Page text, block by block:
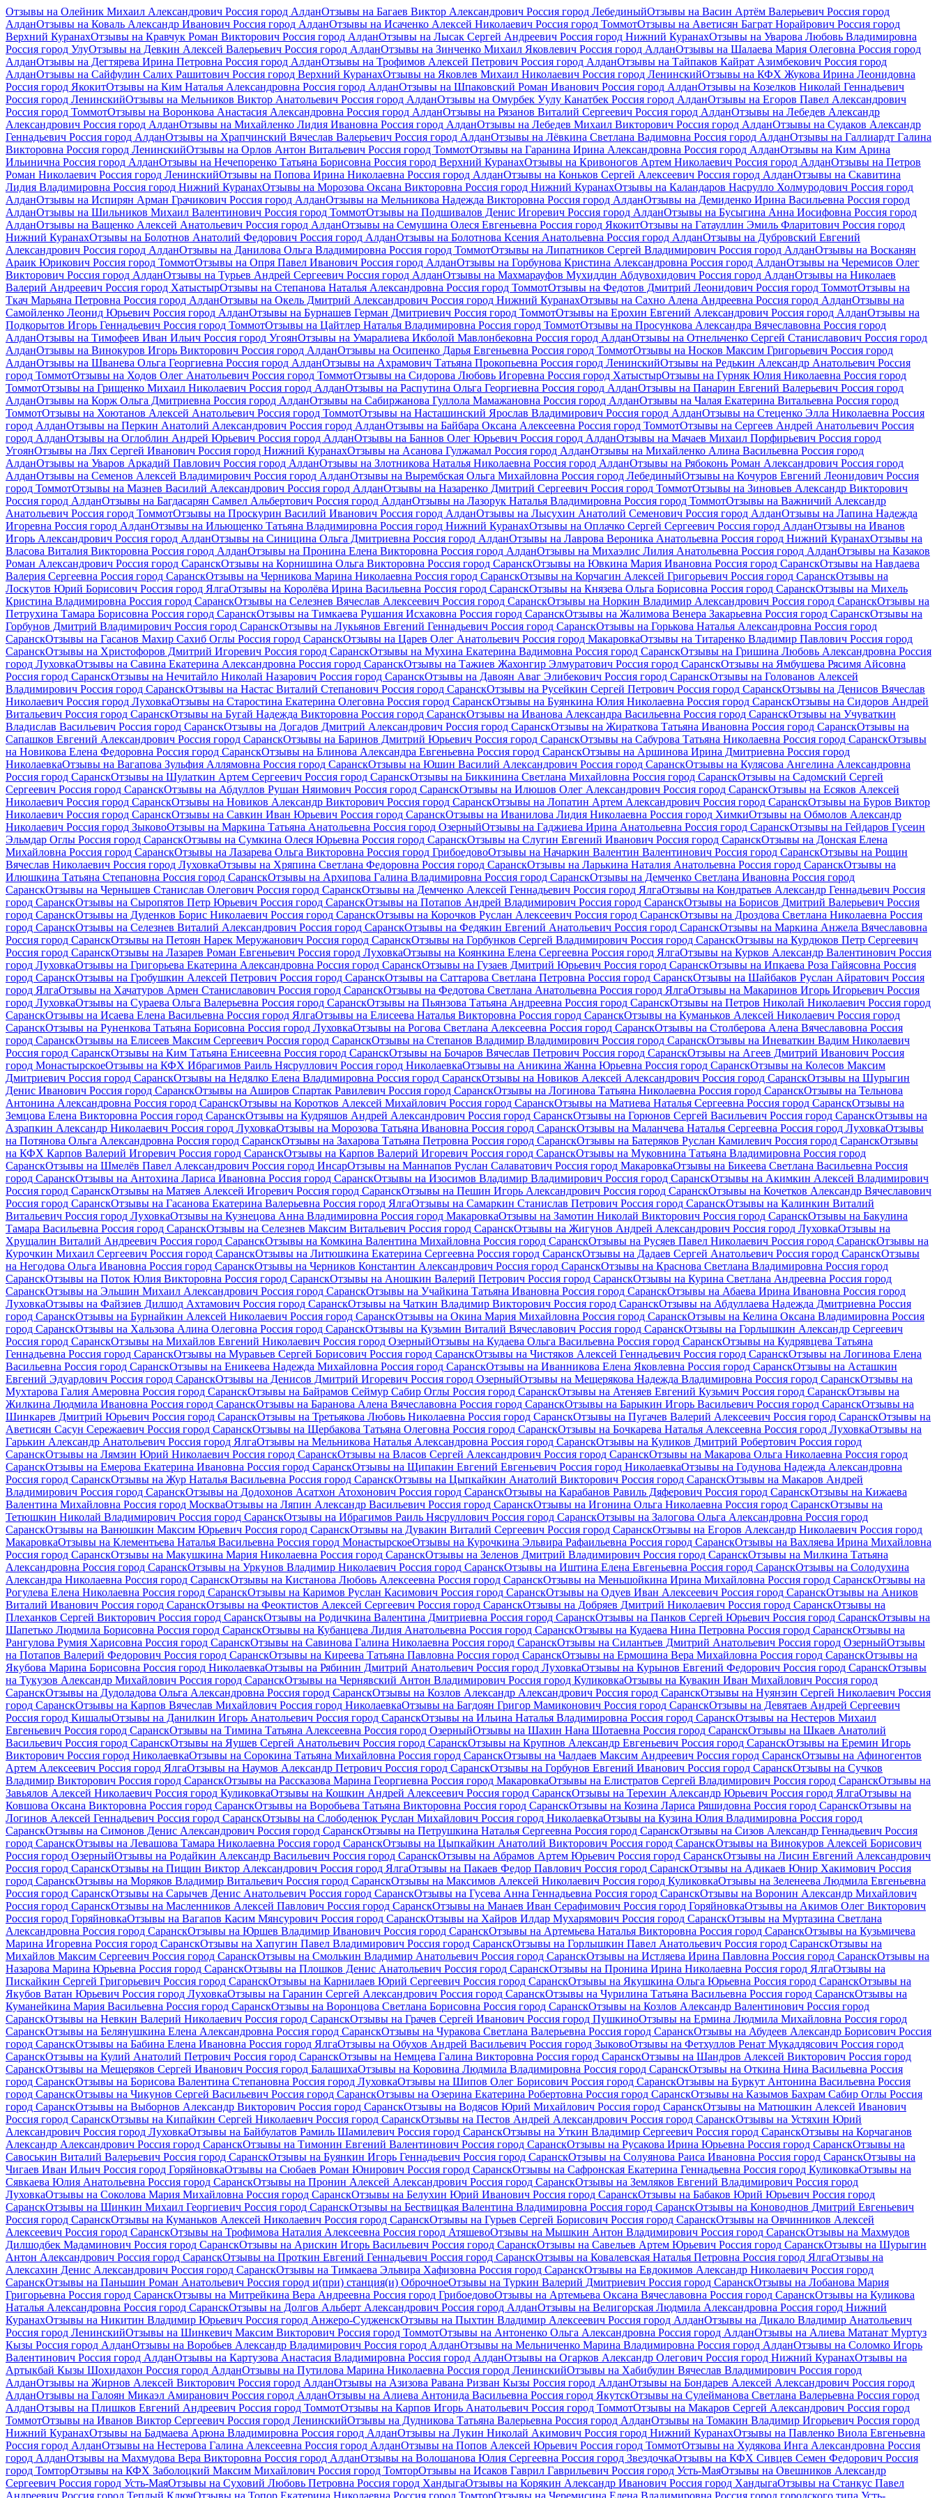
Отзывы на Олейник Михаил Александрович Россия город АлданОтзывы на Багаев Виктор Александрович Россия город ЛебединыйОтзывы на Васин Артём Валерьевич Россия город
АлданОтзывы на Коваль Александр Иванович Россия город АлданОтзывы на Исаченко Алексей Николаевич Россия город ТоммотОтзывы на Аветисян Баграт Норайрович Россия город
Верхний КуранахОтзывы на Кравчук Роман Викторович Россия город АлданОтзывы на Лысак Сергей Андреевич Россия город Нижний КуранахОтзывы на Уварова Любовь Владимировна
Россия город УлуОтзывы на Девкин Алексей Валерьевич Россия город АлданОтзывы на Зинченко Михаил Яковлевич Россия город АлданОтзывы на Шалаева Мария Олеговна Россия город
АлданОтзывы на Дегтярева Ирина Петровна Россия город АлданОтзывы на Трофимов Алексей Петрович Россия город АлданОтзывы на Тайпаков Кайрат Азимбекович Россия город
АлданОтзывы на Сайфулин Салих Рашитович Россия город Верхний КуранахОтзывы на Яковлев Михаил Николаевич Россия город ЛенинскийОтзывы на КФХ Жукова Ирина Леонидовна
Россия город ЯкокитОтзывы на Ким Наталья Александровна Россия город АлданОтзывы на Шпаковский Роман Иванович Россия город АлданОтзывы на Козелков Николай Геннадьевич
Россия город ЛенинскийОтзывы на Мельников Виктор Анатольевич Россия город АлданОтзывы на Омурбек Уулу Канатбек Россия город АлданОтзывы на Егоров Павел Александрович
Россия город ТоммотОтзывы на Воронкова Анастасия Александровна Россия город АлданОтзывы на Рязанов Виталий Сергеевич Россия город АлданОтзывы на Лебедев Александр
Александрович Россия город АлданОтзывы на Михайленко Лидия Ивановна Россия город АлданОтзывы на Лебедев Михаил Викторович Россия город АлданОтзывы на Судаков Александр
Геннадьевич Россия город АлданОтзывы на Храпчинский Вячеслав Валерьевич Россия город АлданОтзывы на Лёвкина Светлана Вадимовна Россия город АлданОтзывы на Галлиардт Галина
Викторовна Россия город ЛенинскийОтзывы на Орлов Антон Витальевич Россия город ТоммотОтзывы на Гаранина Ирина Александровна Россия город АлданОтзывы на Ким Арина
Ильинична Россия город АлданОтзывы на Нечепоренко Татьяна Борисовна Россия город Верхний КуранахОтзывы на Кривоногов Артем Николаевич Россия город АлданОтзывы на Петров
Роман Николаевич Россия город ЛенинскийОтзывы на Попова Ирина Николаевна Россия город АлданОтзывы на Коньков Сергей Алексеевич Россия город АлданОтзывы на Скавитина
Лидия Владимировна Россия город Нижний КуранахОтзывы на Морозова Оксана Викторовна Россия город Нижний КуранахОтзывы на Каландаров Насрулло Холмуродович Россия город
АлданОтзывы на Испирян Арман Грачикович Россия город АлданОтзывы на Мельникова Надежда Викторовна Россия город АлданОтзывы на Демиденко Ирина Васильевна Россия город
АлданОтзывы на Шильников Михаил Валентинович Россия город ТоммотОтзывы на Подшивалов Денис Игоревич Россия город АлданОтзывы на Бусыгина Анна Иосифовна Россия город
АлданОтзывы на Ващенко Алексей Анатольевич Россия город АлданОтзывы на Семушина Олеся Евгеньевна Россия город ЯкокитОтзывы на Гатауллин Эмиль Фларитович Россия город
Нижний КуранахОтзывы на Болотнов Анатолий Федорович Россия город АлданОтзывы на Болотнова Ксения Анатольевна Россия город АлданОтзывы на Дубровский Евгений
Александрович Россия город АлданОтзывы на Данилова Ольга Владимировна Россия город ТоммотОтзывы на Липатников Сергей Владимирович Россия город АлданОтзывы на Восканян
Араик Юрикович Россия город ТоммотОтзывы на Опря Павел Иванович Россия город АлданОтзывы на Горбунова Кристина Александровна Россия город АлданОтзывы на Черемисов Олег
Викторович Россия город АлданОтзывы на Турьев Андрей Сергеевич Россия город АлданОтзывы на Махмарауфов Мухиддин Абдувохидович Россия город АлданОтзывы на Николаев
Валерий Андреевич Россия город ХатыстырОтзывы на Степанова Наталья Александровна Россия город ТоммотОтзывы на Федотов Дмитрий Леонидович Россия город ТоммотОтзывы на
Ткач Марьяна Петровна Россия город АлданОтзывы на Окель Дмитрий Александрович Россия город Нижний КуранахОтзывы на Сахно Алена Андреевна Россия город АлданОтзывы на
Самойленко Леонид Юрьевич Россия город АлданОтзывы на Бурнашев Герман Дмитриевич Россия город ТоммотОтзывы на Ерохин Евгений Александрович Россия город АлданОтзывы на
Подкорытов Игорь Геннадьевич Россия город ТоммотОтзывы на Цайтлер Наталья Владимировна Россия город ТоммотОтзывы на Просункова Александра Вячеславовна Россия город
АлданОтзывы на Тимофеев Иван Ильич Россия город УгоянОтзывы на Умаралиева Икболой Мавлонбековна Россия город АлданОтзывы на Отнельченко Сергей Станиславович Россия город
АлданОтзывы на Винокуров Игорь Викторович Россия город АлданОтзывы на Осипенко Дарья Евгеньевна Россия город ТоммотОтзывы на Носков Максим Григорьевич Россия город
АлданОтзывы на Шванева Ольга Георгиевна Россия город АлданОтзывы на Ахрамович Татьяна Прокопьевна Россия город ЛенинскийОтзывы на Редькин Александр Анатольевич Россия
город ТоммотОтзывы на Ходов Олег Анатольевич Россия город ТоммотОтзывы на Сидорова Любовь Игоревна Россия город ХатыстырОтзывы на Гурняк Юлия Николаевна Россия город
ТоммотОтзывы на Грищенко Михаил Николаевич Россия город АлданОтзывы на Распутина Ольга Георгиевна Россия город АлданОтзывы на Панарин Евгений Валерьевич Россия город
АлданОтзывы на Корж Ольга Дмитриевна Россия город АлданОтзывы на Сабиржанова Гуллола Мамажановна Россия город АлданОтзывы на Чалая Екатерина Витальевна Россия город
ТоммотОтзывы на Хоютанов Алексей Анатольевич Россия город ТоммотОтзывы на Насташинский Ярослав Владимирович Россия город АлданОтзывы на Стеценко Элла Николаевна Россия
город АлданОтзывы на Перкин Анатолий Александрович Россия город АлданОтзывы на Байбара Оксана Алексеевна Россия город ТоммотОтзывы на Сергеев Андрей Анатольевич Россия
город АлданОтзывы на Оглоблин Андрей Юрьевич Россия город АлданОтзывы на Баннов Олег Юрьевич Россия город АлданОтзывы на Мачаев Михаил Порфирьевич Россия город
УгоянОтзывы на Лях Сергей Иванович Россия город Нижний КуранахОтзывы на Асанова Гулжамал Россия город АлданОтзывы на Михайленко Алина Васильевна Россия город
АлданОтзывы на Уваров Аркадий Павлович Россия город АлданОтзывы на Злотникова Наталья Николаевна Россия город АлданОтзывы на Рябоконь Роман Александрович Россия город
АлданОтзывы на Семенов Алексей Владимирович Россия город АлданОтзывы на Вырембская Ольга Михайловна Россия город ЛебединыйОтзывы на Кочуров Евгений Леонидович Россия
город ТоммотОтзывы на Мазнев Василий Александрович Россия город АлданОтзывы на Назаренко Дмитрий Сергеевич Россия город ТоммотОтзывы на Зиновьев Александр Викторович
Россия город АлданОтзывы на Багдасарян Самвел Альбертович Россия город АлданОтзывы на Лазорук Наталья Владимировна Россия город ТоммотОтзывы на Важничий Александр
Анатольевич Россия город ТоммотОтзывы на Проскурин Василий Иванович Россия город АлданОтзывы на Лысухин Анатолий Семенович Россия город АлданОтзывы на Лапина Надежда
Игоревна Россия город АлданОтзывы на Ильющенко Татьяна Владимировна Россия город Нижний КуранахОтзывы на Оплачко Сергей Сергеевич Россия город АлданОтзывы на Иванов
Игорь Александрович Россия город АлданОтзывы на Синицина Ольга Дмитриевна Россия город АлданОтзывы на Лаврова Вероника Анатольевна Россия город Нижний КуранахОтзывы на
Власова Виталия Викторовна Россия город АлданОтзывы на Пронина Елена Викторовна Россия город АлданОтзывы на Михаэлис Лилия Анатольевна Россия город АлданОтзывы на Казаков
Роман Александрович Россия город СаранскОтзывы на Корнишина Ольга Викторовна Россия город СаранскОтзывы на Ювкина Мария Ивановна Россия город СаранскОтзывы на Навдаева
Валерия Сергеевна Россия город СаранскОтзывы на Черникова Марина Николаевна Россия город СаранскОтзывы на Корчагин Алексей Григорьевич Россия город СаранскОтзывы на
Лоскутов Юрий Борисович Россия город ЯлгаОтзывы на Королёва Ирина Васильевна Россия город СаранскОтзывы на Князева Ольга Борисовна Россия город СаранскОтзывы на Михель
Кристина Владимировна Россия город СаранскОтзывы на Селезнев Вячеслав Алексеевич Россия город СаранскОтзывы на Норкин Владимир Александрович Россия город СаранскОтзывы на
Петрухина Тамара Борисовна Россия город СаранскОтзывы на Тимкаева Рушания Исхаковна Россия город СаранскОтзывы на Жалимова Венера Закарьевна Россия город СаранскОтзывы на
Горбунов Дмитрий Владимирович Россия город СаранскОтзывы на Лукьянов Евгений Геннадьевич Россия город СаранскОтзывы на Горькова Наталья Александровна Россия город
СаранскОтзывы на Гасанов Махир Сахиб Оглы Россия город СаранскОтзывы на Царев Олег Анатольевич Россия город МакаровкаОтзывы на Титаренко Владимир Павлович Россия город
СаранскОтзывы на Христофоров Дмитрий Игоревич Россия город СаранскОтзывы на Мухина Екатерина Вадимовна Россия город СаранскОтзывы на Гришина Любовь Александровна Россия
город ЛуховкаОтзывы на Савина Екатерина Александровна Россия город СаранскОтзывы на Тажиев Жахонгир Элмуратович Россия город СаранскОтзывы на Ямбушева Рясимя Айсовна
Россия город СаранскОтзывы на Нечитайло Николай Назарович Россия город СаранскОтзывы на Давоян Аваг Элибекович Россия город СаранскОтзывы на Голованов Алексей
Владимирович Россия город СаранскОтзывы на Настас Виталий Степанович Россия город СаранскОтзывы на Русейкин Сергей Петрович Россия город СаранскОтзывы на Денисов Вячеслав
Николаевич Россия город ЛуховкаОтзывы на Старостина Екатерина Олеговна Россия город СаранскОтзывы на Буянкина Юлия Николаевна Россия город СаранскОтзывы на Сидоров Андрей
Витальевич Россия город СаранскОтзывы на Бугай Надежда Викторовна Россия город СаранскОтзывы на Иванова Александра Васильевна Россия город СаранскОтзывы на Учуваткин
Владислав Васильевич Россия город СаранскОтзывы на Догадов Дмитрий Александрович Россия город СаранскОтзывы на Жираткова Татьяна Ивановна Россия город СаранскОтзывы на
Сапашков Евгений Александрович Россия город СаранскОтзывы на Баринов Дмитрий Юрьевич Россия город СаранскОтзывы на Сабурова Татьяна Николаевна Россия город СаранскОтзывы
на Новикова Елена Федоровна Россия город СаранскОтзывы на Блинова Александра Евгеньевна Россия город СаранскОтзывы на Аршинова Ирина Дмитриевна Россия город
НиколаевкаОтзывы на Вагапова Зульфия Аллямовна Россия город СаранскОтзывы на Юшин Василий Александрович Россия город СаранскОтзывы на Кулясова Ангелина Александровна
Россия город СаранскОтзывы на Шулаткин Артем Сергеевич Россия город СаранскОтзывы на Биккинина Светлана Михайловна Россия город СаранскОтзывы на Садомский Сергей
Сергеевич Россия город СаранскОтзывы на Абдуллов Рушан Няимович Россия город СаранскОтзывы на Илюшов Олег Александрович Россия город СаранскОтзывы на Есяков Алексей
Николаевич Россия город СаранскОтзывы на Новиков Александр Викторович Россия город СаранскОтзывы на Лопатин Артем Александрович Россия город СаранскОтзывы на Буров Виктор
Николаевич Россия город СаранскОтзывы на Савкин Иван Юрьевич Россия город СаранскОтзывы на Иванилова Лидия Николаевна Россия город ХимкиОтзывы на Обмолов Александр
Николаевич Россия город ЗыковоОтзывы на Маркина Татьяна Анатольевна Россия город ОзерныйОтзывы на Гаджиева Ирина Анатольевна Россия город СаранскОтзывы на Гейдаров Гусеин
Эльмдар Оглы Россия город СаранскОтзывы на Сумкина Олеся Юрьевна Россия город СаранскОтзывы на Слугин Евгений Иванович Россия город СаранскОтзывы на Донская Елена
Михайловна Россия город СаранскОтзывы на Лазарева Ольга Викторовна Россия город ГрибоедовоОтзывы на Начаркин Валентин Валентинович Россия город СаранскОтзывы на Рощин
Вячеслав Николаевич Россия город ЛуховкаОтзывы на Хряпина Светлана Федоровна Россия город СаранскОтзывы на Ларькина Наталия Анатольевна Россия город СаранскОтзывы на
Илюшкина Татьяна Степановна Россия город СаранскОтзывы на Архипова Галина Владимировна Россия город СаранскОтзывы на Демченко Светлана Ивановна Россия город
СаранскОтзывы на Чернышев Станислав Олегович Россия город СаранскОтзывы на Демченко Алексей Геннадьевич Россия город ЯлгаОтзывы на Кондратьев Александр Геннадьевич Россия
город СаранскОтзывы на Сыропятов Петр Юрьевич Россия город СаранскОтзывы на Потапов Андрей Владимирович Россия город СаранскОтзывы на Борисов Дмитрий Валерьевич Россия
город СаранскОтзывы на Дуденков Борис Николаевич Россия город СаранскОтзывы на Корочков Руслан Алексеевич Россия город СаранскОтзывы на Дроздова Светлана Николаевна Россия
город СаранскОтзывы на Селезнев Виталий Александрович Россия город СаранскОтзывы на Федякин Евгений Анатольевич Россия город СаранскОтзывы на Маркина Анжела Вячеславовна
Россия город СаранскОтзывы на Петоян Нарек Меружанович Россия город СаранскОтзывы на Горбунков Сергей Владимирович Россия город СаранскОтзывы на Курдюков Петр Сергеевич
Россия город СаранскОтзывы на Лазарев Роман Евгеньевич Россия город ЛуховкаОтзывы на Коянкина Елена Сергеевна Россия город ЯлгаОтзывы на Курков Александр Валентинович Россия
город ЛуховкаОтзывы на Григорьева Екатерина Александровна Россия город СаранскОтзывы на Гузаев Дмитрий Юрьевич Россия город СаранскОтзывы на Ипкаева Роза Гайясовна Россия
город СаранскОтзывы на Гробушкин Алексей Петрович Россия город СаранскОтзывы на Саттарова Светлана Петровна Россия город СаранскОтзывы на Шайбаков Руслан Айратович Россия
город ЯлгаОтзывы на Хачатуров Армен Станиславович Россия город СаранскОтзывы на Федотова Светлана Анатольевна Россия город ЯлгаОтзывы на Макаринов Игорь Игорьевич Россия
город ЛуховкаОтзывы на Сураева Ольга Валерьевна Россия город СаранскОтзывы на Пьянзова Татьяна Андреевна Россия город СаранскОтзывы на Петров Николай Николаевич Россия город
СаранскОтзывы на Исаева Елена Васильевна Россия город ЯлгаОтзывы на Елисеева Наталья Викторовна Россия город СаранскОтзывы на Куманьков Алексей Николаевич Россия город
СаранскОтзывы на Руненкова Татьяна Борисовна Россия город ЛуховкаОтзывы на Рогова Светлана Алексеевна Россия город СаранскОтзывы на Столберова Алена Вячеславовна Россия
город СаранскОтзывы на Елисеев Максим Сергеевич Россия город СаранскОтзывы на Степанов Владимир Владимирович Россия город СаранскОтзывы на Иневаткин Вадим Николаевич
Россия город СаранскОтзывы на Ким Татьяна Енисеевна Россия город СаранскОтзывы на Бочаров Вячеслав Петрович Россия город СаранскОтзывы на Агеев Дмитрий Иванович Россия
город МонастырскоеОтзывы на КФХ Ибрагимов Раиль Нясруллович Россия город НиколаевкаОтзывы на Аникина Жанна Юрьевна Россия город СаранскОтзывы на Колесов Максим
Дмитриевич Россия город СаранскОтзывы на Недялко Елена Владимировна Россия город СаранскОтзывы на Новиков Алексей Александрович Россия город СаранскОтзывы на Шурыгин
Денис Иванович Россия город СаранскОтзывы на Аширов Спартак Равилевич Россия город СаранскОтзывы на Логинова Татьяна Николаевна Россия город СаранскОтзывы на Тельнова
Антонина Александровна Россия город СаранскОтзывы на Коротков Алексей Михайлович Россия город СаранскОтзывы на Матиева Наталья Сергеевна Россия город СаранскОтзывы на
Земцова Елена Викторовна Россия город СаранскОтзывы на Кудряшов Андрей Александрович Россия город СаранскОтзывы на Горюнов Сергей Васильевич Россия город СаранскОтзывы на
Азрапкин Александр Николаевич Россия город ЛуховкаОтзывы на Морозова Татьяна Ивановна Россия город СаранскОтзывы на Маланчева Наталья Сергеевна Россия город ЛуховкаОтзывы
на Потянова Ольга Александровна Россия город СаранскОтзывы на Захарова Татьяна Петровна Россия город СаранскОтзывы на Батеряков Руслан Камилевич Россия город СаранскОтзывы
на КФХ Карпов Валерий Игоревич Россия город СаранскОтзывы на Карпов Валерий Игоревич Россия город СаранскОтзывы на Муковнина Татьяна Владимировна Россия город
СаранскОтзывы на Шмелёв Павел Александрович Россия город ИнсарОтзывы на Маннапов Руслан Салаватович Россия город МакаровкаОтзывы на Бикеева Светлана Васильевна Россия
город СаранскОтзывы на Антохина Лариса Ивановна Россия город СаранскОтзывы на Изосимов Владимир Владимирович Россия город СаранскОтзывы на Акимкин Алексей Владимирович
Россия город СаранскОтзывы на Матяев Алексей Игоревич Россия город СаранскОтзывы на Пешин Игорь Александрович Россия город СаранскОтзывы на Кочетков Александр Вячеславович
Россия город СаранскОтзывы на Гасанова Екатерина Валерьевна Россия город ЯлгаОтзывы на Самаркин Станислав Петрович Россия город СаранскОтзывы на Калинкин Виталий
Витальевич Россия город ЛуховкаОтзывы на Кузнецова Анна Владимировна Россия город МакаровкаОтзывы на Замотин Николай Викторович Россия город СаранскОтзывы на Бакулина
Тамара Васильевна Россия город СаранскОтзывы на Селезнев Максим Витальевич Россия город СаранскОтзывы на Жигунов Андрей Александрович Россия город ЛуховкаОтзывы на
Хрущалин Виталий Андреевич Россия город СаранскОтзывы на Комкина Валентина Михайловна Россия город СаранскОтзывы на Русяев Павел Николаевич Россия город СаранскОтзывы на
Курочкин Михаил Сергеевич Россия город СаранскОтзывы на Литюшкина Екатерина Сергеевна Россия город СаранскОтзывы на Дадаев Сергей Анатольевич Россия город СаранскОтзывы
на Негодова Ольга Ивановна Россия город СаранскОтзывы на Черников Константин Александрович Россия город СаранскОтзывы на Краснова Светлана Владимировна Россия город
СаранскОтзывы на Поток Юлия Викторовна Россия город СаранскОтзывы на Аношкин Валерий Петрович Россия город СаранскОтзывы на Курина Светлана Андреевна Россия город
СаранскОтзывы на Эльшин Михаил Александрович Россия город СаранскОтзывы на Учайкина Татьяна Ивановна Россия город СаранскОтзывы на Абаева Ирина Ивановна Россия город
ЛуховкаОтзывы на Файзиев Дилшод Ахтамович Россия город СаранскОтзывы на Чаткин Владимир Викторович Россия город СаранскОтзывы на Абдуллаева Надежда Дмитриевна Россия
город СаранскОтзывы на Бурнайкин Алексей Николаевич Россия город СаранскОтзывы на Окина Мария Михайловна Россия город СаранскОтзывы на Келина Оксана Владимировна Россия
город СаранскОтзывы на Хальзова Алина Олеговна Россия город СаранскОтзывы на Кузьмин Виталий Вячеславович Россия город СаранскОтзывы на Горлышкин Александр Сергеевич
Россия город СаранскОтзывы на Михайлов Евгений Николаевич Россия город ОзерныйОтзывы на Кудаева Ольга Васильевна Россия город СаранскОтзывы на Кудрявцева Татьяна
Геннадьевна Россия город СаранскОтзывы на Муравьев Сергей Борисович Россия город СаранскОтзывы на Чистяков Алексей Геннадьевич Россия город СаранскОтзывы на Логинова Елена
Васильевна Россия город СаранскОтзывы на Еникеева Надежда Михайловна Россия город СаранскОтзывы на Иванникова Елена Яковлевна Россия город СаранскОтзывы на Асташкин
Евгений Эдуардович Россия город СаранскОтзывы на Денисов Дмитрий Игоревич Россия город ОзерныйОтзывы на Мещерякова Надежда Владимировна Россия город СаранскОтзывы на
Мухтарова Галия Амеровна Россия город СаранскОтзывы на Байрамов Сеймур Сабир Оглы Россия город СаранскОтзывы на Атеняев Евгений Кузьмич Россия город СаранскОтзывы на
Жилкина Людмила Ивановна Россия город СаранскОтзывы на Баранова Алена Вячеславовна Россия город СаранскОтзывы на Барыкин Игорь Васильевич Россия город СаранскОтзывы на
Шинкарев Дмитрий Юрьевич Россия город СаранскОтзывы на Третьякова Любовь Николаевна Россия город СаранскОтзывы на Пугачев Валерий Алексеевич Россия город СаранскОтзывы на
Аветисян Сасун Сережаевич Россия город СаранскОтзывы на Щербакова Татьяна Олеговна Россия город СаранскОтзывы на Бочкарева Наталья Алексеевна Россия город ЛуховкаОтзывы на
Гарькин Александр Анатольевич Россия город ЯлгаОтзывы на Мельникова Наталья Александровна Россия город СаранскОтзывы на Куликов Дмитрий Робертович Россия город
СаранскОтзывы на Лямзин Юрий Николаевич Россия город СаранскОтзывы на Власов Сергей Александрович Россия город СаранскОтзывы на Макарова Ольга Николаевна Россия город
СаранскОтзывы на Емерова Екатерина Ивановна Россия город СаранскОтзывы на Щипакин Евгений Евгеньевич Россия город НиколаевкаОтзывы на Годунова Надежда Александровна
Россия город СаранскОтзывы на Жур Наталья Васильевна Россия город СаранскОтзывы на Цыпкайкин Анатолий Викторович Россия город СаранскОтзывы на Макаров Андрей
Владимирович Россия город СаранскОтзывы на Додохонов Асатхон Атохонович Россия город СаранскОтзывы на Карабанов Равиль Дяферович Россия город СаранскОтзывы на Кижаева
Валентина Михайловна Россия город МоскваОтзывы на Ляпин Александр Васильевич Россия город СаранскОтзывы на Игонина Ольга Николаевна Россия город СаранскОтзывы на
Тетюшкин Николай Владимирович Россия город СаранскОтзывы на Ибрагимов Раиль Нясруллович Россия город СаранскОтзывы на Залогова Ольга Александровна Россия город
СаранскОтзывы на Ванюшкин Максим Юрьевич Россия город СаранскОтзывы на Дувакин Виталий Сергеевич Россия город СаранскОтзывы на Егоров Александр Николаевич Россия город
МакаровкаОтзывы на Клементьева Наталья Васильевна Россия город МонастырскоеОтзывы на Курочкина Эльвира Рафаильевна Россия город СаранскОтзывы на Вахляева Ирина Михайловна
Россия город СаранскОтзывы на Макушкина Мария Николаевна Россия город СаранскОтзывы на Зеленов Дмитрий Владимирович Россия город СаранскОтзывы на Милкина Татьяна
Александровна Россия город СаранскОтзывы на Уркунов Владимир Николаевич Россия город СаранскОтзывы на Иштина Елена Евгеньевна Россия город СаранскОтзывы на Солодухина
Александра Николаевна Россия город СаранскОтзывы на Кистанова Любовь Алексеевна Россия город СаранскОтзывы на Меньшойкина Ирина Михайловна Россия город СаранскОтзывы на
Рогулева Елена Николаевна Россия город СаранскОтзывы на Каримов Руслан Касимович Россия город СаранскОтзывы на Одуев Иван Алексеевич Россия город СаранскОтзывы на Аников
Виталий Иванович Россия город СаранскОтзывы на Феоктистов Алексей Сергеевич Россия город СаранскОтзывы на Добряев Дмитрий Николаевич Россия город СаранскОтзывы на
Плеханков Сергей Викторович Россия город СаранскОтзывы на Родичкина Валентина Дмитриевна Россия город СаранскОтзывы на Панков Сергей Юрьевич Россия город СаранскОтзывы на
Шапетько Людмила Борисовна Россия город СаранскОтзывы на Кубанцева Лидия Анатольевна Россия город СаранскОтзывы на Кудаева Нина Петровна Россия город СаранскОтзывы на
Рангулова Румия Харисовна Россия город СаранскОтзывы на Савинова Галина Николаевна Россия город СаранскОтзывы на Силантьев Дмитрий Анатольевич Россия город ОзерныйОтзывы
на Потапов Валерий Федорович Россия город СаранскОтзывы на Киреева Татьяна Павловна Россия город СаранскОтзывы на Ермошина Вера Михайловна Россия город СаранскОтзывы на
Якубова Марина Борисовна Россия город НиколаевкаОтзывы на Рябинин Дмитрий Анатольевич Россия город ЛуховкаОтзывы на Курынов Евгений Федорович Россия город СаранскОтзывы
на Тукузов Александр Михайлович Россия город СаранскОтзывы на Чернявский Антон Владимирович Россия город КуликовкаОтзывы на Кувакин Иван Михайлович Россия город
СаранскОтзывы на Дудоладова Ольга Александровна Россия город СаранскОтзывы на Козлов Александр Александрович Россия город СаранскОтзывы на Нуянзин Сергей Николаевич Россия
город СаранскОтзывы на Карпов Вячеслав Михайлович Россия город НиколаевкаОтзывы на Багдоян Григор Мамиконович Россия город СаранскОтзывы на Девятаев Андрей Сергеевич
Россия город КишалыОтзывы на Данилкин Игорь Анатольевич Россия город СаранскОтзывы на Ильина Наталья Владимировна Россия город СаранскОтзывы на Нестеров Михаил
Евгеньевич Россия город СаранскОтзывы на Тимина Татьяна Алексеевна Россия город ОзерныйОтзывы на Шахин Нана Шотаевна Россия город СаранскОтзывы на Шкаев Анатолий
Васильевич Россия город СаранскОтзывы на Яушев Сергей Анатольевич Россия город СаранскОтзывы на Крупнов Александр Евгеньевич Россия город СаранскОтзывы на Еремин Игорь
Викторович Россия город НиколаевкаОтзывы на Сорокина Татьяна Михайловна Россия город СаранскОтзывы на Чалдаев Максим Андреевич Россия город СаранскОтзывы на Афиногентов
Артем Алексеевич Россия город ЯлгаОтзывы на Наумов Александр Петрович Россия город СаранскОтзывы на Горбунов Евгений Иванович Россия город СаранскОтзывы на Сучков
Владимир Викторович Россия город СаранскОтзывы на Рассказова Марина Георгиевна Россия город МакаровкаОтзывы на Елистратов Сергей Владимирович Россия город СаранскОтзывы на
Завьялов Алексей Николаевич Россия город КуликовкаОтзывы на Кошкин Андрей Алексеевич Россия город СаранскОтзывы на Терехин Александр Юрьевич Россия город ЯлгаОтзывы на
Ковшова Оксана Викторовна Россия город СаранскОтзывы на Воробьева Татьяна Викторовна Россия город СаранскОтзывы на Козина Лариса Ряшидовна Россия город СаранскОтзывы на
Логинов Алексей Геннадьевич Россия город СаранскОтзывы на Слободенюк Руслан Михайлович Россия город НиколаевкаОтзывы на Кузина Юлия Владимировна Россия город
СаранскОтзывы на Симонов Денис Александрович Россия город СаранскОтзывы на Петрушкина Наталья Сергеевна Россия город СаранскОтзывы на Сизов Александр Геннадьевич Россия
город СаранскОтзывы на Левашова Тамара Николаевна Россия город СаранскОтзывы на Цыпкайкин Анатолий Викторович Россия город СаранскОтзывы на Винокуров Алексей Борисович
Россия город ОзерныйОтзывы на Родайкин Александр Васильевич Россия город СаранскОтзывы на Абрамов Артем Юрьевич Россия город СаранскОтзывы на Лисин Евгений Александрович
Россия город СаранскОтзывы на Пищин Виктор Александрович Россия город ЯлгаОтзывы на Пакаев Федор Павлович Россия город СаранскОтзывы на Адикаев Юнир Хакимович Россия
город СаранскОтзывы на Моряков Владимир Витальевич Россия город СаранскОтзывы на Максимов Алексей Николаевич Россия город КуликовкаОтзывы на Зеленеева Людмила Евгеньевна
Россия город СаранскОтзывы на Сарычев Денис Анатольевич Россия город СаранскОтзывы на Гусева Анна Геннадьевна Россия город СаранскОтзывы на Воронин Александр Михайлович
Россия город СаранскОтзывы на Масленников Алексей Павлович Россия город СаранскОтзывы на Манаев Иван Серафимович Россия город ГоряйновкаОтзывы на Акимов Олег Викторович
Россия город ГоряйновкаОтзывы на Вагапов Касим Мянсурович Россия город СаранскОтзывы на Хайров Илдар Мухарямович Россия город СаранскОтзывы на Муртазина Светлана
Александровна Россия город СаранскОтзывы на Юршев Владимир Иванович Россия город СаранскОтзывы на Артемьева Наталья Викторовна Россия город СаранскОтзывы на Кузьмичева
Марина Игоревна Россия город СаранскОтзывы на Хапугин Павел Владимирович Россия город СаранскОтзывы на Горлышкин Павел Анатольевич Россия город СаранскОтзывы на
Михайлов Максим Сергеевич Россия город СаранскОтзывы на Смолькин Владимир Анатольевич Россия город СаранскОтзывы на Истляева Ирина Павловна Россия город СаранскОтзывы на
Назарова Марина Юрьевна Россия город СаранскОтзывы на Плошков Денис Анатольевич Россия город СаранскОтзывы на Пронина Ирина Николаевна Россия город ЯлгаОтзывы на
Пискайкин Сергей Григорьевич Россия город СаранскОтзывы на Карнилаев Юрий Сергеевич Россия город СаранскОтзывы на Якушкина Ольга Юрьевна Россия город СаранскОтзывы на
Якубов Ватан Юрьевич Россия город ЛуховкаОтзывы на Гаранин Сергей Александрович Россия город СаранскОтзывы на Чурилина Татьяна Васильевна Россия город СаранскОтзывы на
Куманейкина Мария Васильевна Россия город СаранскОтзывы на Воронцова Светлана Борисовна Россия город СаранскОтзывы на Козлов Александр Валентинович Россия город
СаранскОтзывы на Невкин Валерий Николаевич Россия город СаранскОтзывы на Грачев Сергей Иванович Россия город ПушкиноОтзывы на Ермина Людмила Михайловна Россия город
СаранскОтзывы на Белянушкина Елена Александровна Россия город СаранскОтзывы на Чуракова Светлана Валерьевна Россия город СаранскОтзывы на Абудеев Александр Борисович Россия
город СаранскОтзывы на Бабина Елена Ивановна Россия город ЯлгаОтзывы на Обухов Андрей Васильевич Россия город ЗыковоОтзывы на Фетхуллов Ренат Мукаддясович Россия город
СаранскОтзывы на Кулий Анатолий Петрович Россия город СаранскОтзывы на Немцева Галина Викторовна Россия город СаранскОтзывы на Шандров Алексей Викторович Россия город
СаранскОтзывы на Мещеряков Сергей Иванович Россия город БалашихаОтзывы на Коровина Людмила Владимировна Россия город СаранскОтзывы на Откина Нина Васильевна Россия
город СаранскОтзывы на Борисова Валентина Степановна Россия город ЛуховкаОтзывы на Шипов Олег Борисович Россия город СаранскОтзывы на Буркут Антонина Васильевна Россия
город СаранскОтзывы на Чикунов Сергей Васильевич Россия город СаранскОтзывы на Озерина Екатерина Робертовна Россия город СаранскОтзывы на Казымов Бахрам Сабир Оглы Россия
город СаранскОтзывы на Выборнов Александр Викторович Россия город СаранскОтзывы на Водясов Юрий Михайлович Россия город СаранскОтзывы на Матюшкин Алексей Иванович
Россия город СаранскОтзывы на Кипайкин Сергей Николаевич Россия город СаранскОтзывы на Пестов Андрей Александрович Россия город СаранскОтзывы на Устяхин Юрий
Александрович Россия город ЛуховкаОтзывы на Байбулатов Рамиль Шамилевич Россия город СаранскОтзывы на Уткин Владимир Сергеевич Россия город СаранскОтзывы на Корчаганов
Александр Александрович Россия город СаранскОтзывы на Тимонин Евгений Валентинович Россия город СаранскОтзывы на Русакова Ирина Юрьевна Россия город СаранскОтзывы на
Савоськин Виталий Валерьевич Россия город СаранскОтзывы на Буянкин Игорь Геннадьевич Россия город СаранскОтзывы на Солуянова Раиса Ивановна Россия город СаранскОтзывы на
Чигаев Иван Ильич Россия город ГоряйновкаОтзывы на Сюбаев Роман Юнирович Россия город СаранскОтзывы на Сафронская Екатерина Геннадьевна Россия город КуликовкаОтзывы на
Сявкаева Юлия Анатольевна Россия город СаранскОтзывы на Пронин Алексей Александрович Россия город СаранскОтзывы на Земляков Евгений Владимирович Россия город
ЛуховкаОтзывы на Соколова Мария Михайловна Россия город СаранскОтзывы на Белухин Юрий Иванович Россия город СаранскОтзывы на Бабаков Юрий Юрьевич Россия город
СаранскОтзывы на Шинкин Михаил Георгиевич Россия город СаранскОтзывы на Бествицкая Валентина Владимировна Россия город СаранскОтзывы на Коноводнов Дмитрий Евгеньевич
Россия город СаранскОтзывы на Куманьков Алексей Николаевич Россия город СаранскОтзывы на Гурьев Сергей Борисович Россия город СаранскОтзывы на Овчинников Алексей
Алексеевич Россия город СаранскОтзывы на Трофимова Наталия Алексеевна Россия город АтяшевоОтзывы на Мышкин Антон Владимирович Россия город СаранскОтзывы на Махмудов
Дилшодбек Мадаминович Россия город СаранскОтзывы на Арискин Игорь Васильевич Россия город СаранскОтзывы на Савельев Артем Юрьевич Россия город СаранскОтзывы на Шурыгин
Антон Александрович Россия город СаранскОтзывы на Проткин Евгений Геннадьевич Россия город СаранскОтзывы на Ковалевская Наталья Петровна Россия город ЯлгаОтзывы на
Алексахин Денис Александрович Россия город СаранскОтзывы на Тимкаева Эльвира Хафизовна Россия город СаранскОтзывы на Евдокимов Александр Николаевич Россия город
СаранскОтзывы на Паньшин Роман Анатольевич Россия город и(при) станция(и) ОброчноеОтзывы на Туркин Валерий Дмитриевич Россия город СаранскОтзывы на Лобанова Мария
Григорьевна Россия город СаранскОтзывы на Митрейкина Вера Андреевна Россия город ГрибоедовоОтзывы на Артемьева Оксана Вячеславовна Россия город СаранскОтзывы на Куликова
Наталья Александровна Россия город СаранскОтзывы на Долгов Альберт Александрович Россия город АлданОтзывы на Велигорская Людмила Александровна Россия город Нижний
КуранахОтзывы на Никитин Владимир Юрьевич Россия город Анжеро-СудженскОтзывы на Пыхтин Владимир Алексеевич Россия город АлданОтзывы на Дикало Владимир Анатольевич
Россия город ЛенинскийОтзывы на Шинкевич Максим Викторович Россия город ТоммотОтзывы на Антоненко Ольга Александровна Россия город АлданОтзывы на Алиева Матанат Муртуз
Кызы Россия город АлданОтзывы на Воробьев Александр Владимирович Россия город АлданОтзывы на Мельниченко Марина Владимировна Россия город АлданОтзывы на Соломко Игорь
Валентинович Россия город АлданОтзывы на Картузова Анастасия Владимировна Россия город АлданОтзывы на Огарков Александр Олегович Россия город Нижний КуранахОтзывы на
Артыкбай Кызы Шохидахон Россия город АлданОтзывы на Путилова Марина Николаевна Россия город ЛенинскийОтзывы на Хабибулин Вячеслав Владимирович Россия город
АлданОтзывы на Жирнов Алексей Викторович Россия город АлданОтзывы на Азизова Равана Ризван Кызы Россия город АлданОтзывы на Бондарев Алексей Александрович Россия город
АлданОтзывы на Галоян Микаэл Амиранович Россия город АлданОтзывы на Алиева Антонида Васильевна Россия город ЯкутскОтзывы на Сулейманова Светлана Валерьевна Россия город
АлданОтзывы на Плишков Евгений Андреевич Россия город ТоммотОтзывы на Карпов Игорь Анатольевич Россия город ТоммотОтзывы на Макаров Сергей Александрович Россия город
ТоммотОтзывы на Иванов Виктор Сергеевич Россия город ЛенинскийОтзывы на Дудникова Татьяна Валерьевна Россия город АлданОтзывы на Томакин Владимир Игорьевич Россия город
Нижний КуранахОтзывы на Бадмаева Арюна Владимировна Россия город АлданОтзывы на Лукин Николай Акимович Россия город Нижний КуранахОтзывы на Павленко Виола Евгеньевна
Россия город АлданОтзывы на Нестерова Галина Алексеевна Россия город АлданОтзывы на Попов Алексей Юрьевич Россия город ТоммотОтзывы на Худякова Инга Александровна Россия
город АлданОтзывы на Махмудова Вера Викторовна Россия город АлданОтзывы на Волошанова Юлия Сергеевна Россия город ЗвездочкаОтзывы на КФХ Сивцев Семен Федорович Россия
город ТомторОтзывы на КФХ Заболоцкий Максим Михайлович Россия город ТомторОтзывы на Исаков Гаврил Гаврильевич Россия город Усть-МаяОтзывы на Овешников Александр
Сергеевич Россия город Усть-МаяОтзывы на Суховий Любовь Петровна Россия город ХандыгаОтзывы на Корякин Александр Иванович Россия город ХандыгаОтзывы на Станкус Павел
Андреевич Россия город Теплый КлючОтзывы на Топор Екатерина Николаевна Россия город ТомторОтзывы на Черемисина Елена Владимировна Россия город городского типа Усть-